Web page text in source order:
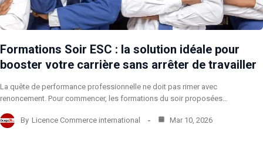
Formations Soir ESC : la solution idéale pour
booster votre carrière sans arrêter de travailler
La quête de performance professionnelle ne doit pas rimer avec
renoncement. Pour commencer, les formations du soir proposées…
By Licence Commerce international Mar 10, 2026